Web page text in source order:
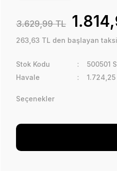
3.629,99 TL
263,63 TL den başlayan
Stok Kodu
500501
Havale
Seçenekler